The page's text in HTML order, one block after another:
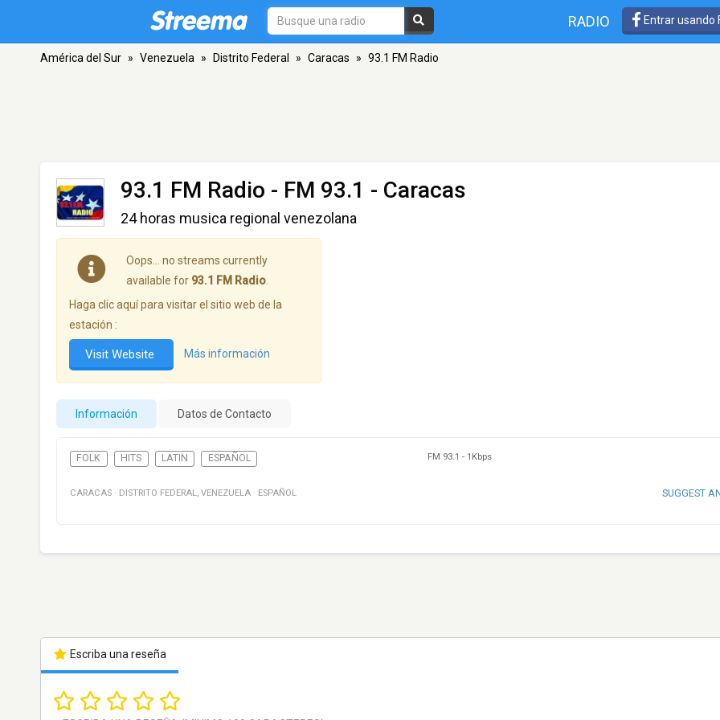
RADIO Entrar usando
América del Sur » Venezuela » Distrito Federal » Caracas » 93.1 FM Radio
93.1 FM Radio - FM 93.1 - Caracas
24 horas musica regional venezolana
Oops… no streams currently
available for 93.1 FM Radio
Haga clic aquí para visitar el sitio web de la
estación :
Visit Website Más información
Información Datos de Contacto
FOLK HITS LATIN ESPAÑOL FM 93.1 - 1Kbps
CARACAS · DISTRITO FEDERAL, VENEZUELA · ESPAÑOL SUGGEST
Escriba una reseña